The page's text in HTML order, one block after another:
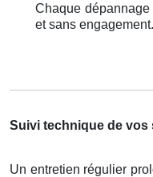
Chaque
et sans engagement.
Suivi technique de vos
Un entretien régulier